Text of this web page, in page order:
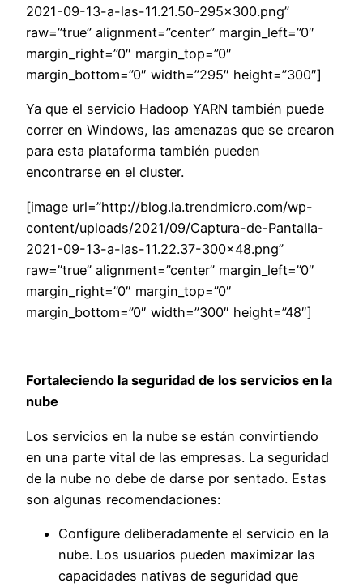
2021-09-13-a-las-11.21.50-295×300.png”
raw=”true” alignment=”center” margin_left=”0″
margin_right=”0″ margin_top=”0″
margin_bottom=”0″ width=”295″ height=”300″]
Ya que el servicio Hadoop YARN también puede
correr en Windows, las amenazas que se crearon
para esta plataforma también pueden
encontrarse en el cluster.
[image url=”http://blog.la.trendmicro.com/wp-
content/uploads/2021/09/Captura-de-Pantalla-
2021-09-13-a-las-11.22.37-300×48.png”
raw=”true” alignment=”center” margin_left=”0″
margin_right=”0″ margin_top=”0″
margin_bottom=”0″ width=”300″ height=”48″]
Fortaleciendo la seguridad de los servicios en la
nube
Los servicios en la nube se están convirtiendo
en una parte vital de las empresas. La seguridad
de la nube no debe de darse por sentado. Estas
son algunas recomendaciones:
Configure deliberadamente el servicio en la
nube. Los usuarios pueden maximizar las
capacidades nativas de seguridad que